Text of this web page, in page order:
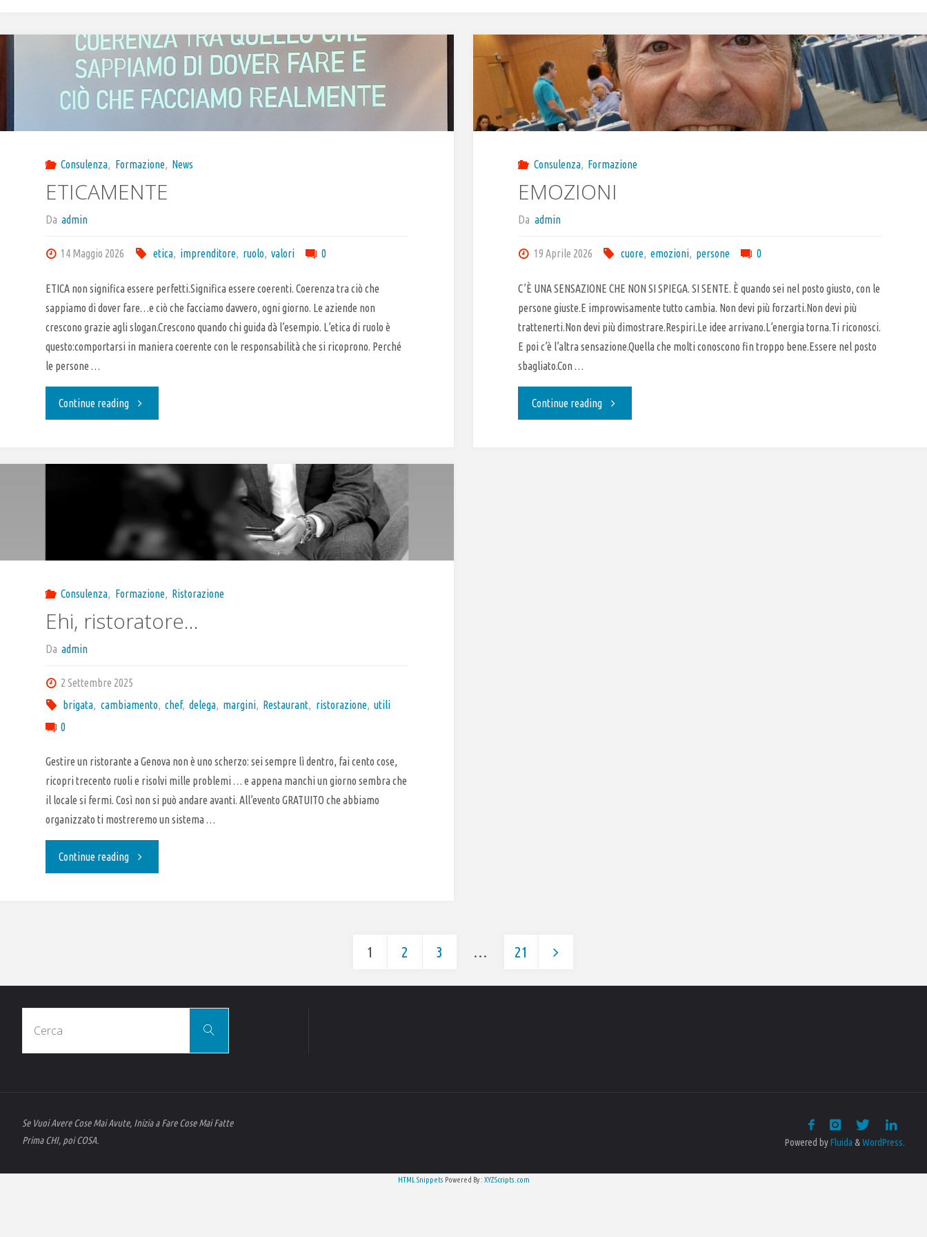
Consulenza, Formazione, News
ETICAMENTE
Da admin
14 Maggio 2026 etica, imprenditore, ruolo, valori 0
ETICA non significa essere perfetti.Significa essere coerenti. Coerenza tra ciò che
sappiamo di dover fare…e ciò che facciamo davvero, ogni giorno. Le aziende non
crescono grazie agli slogan.Crescono quando chi guida dà l’esempio. L’etica di ruolo è
questo:comportarsi in maniera coerente con le responsabilità che si ricoprono. Perché
le persone …
Continue reading"ETICAMENTE"
Consulenza, Formazione
EMOZIONI
Da admin
19 Aprile 2026 cuore, emozioni, persone 0
C’È UNA SENSAZIONE CHE NON SI SPIEGA. SI SENTE. È quando sei nel posto giusto, con le
persone giuste.E improvvisamente tutto cambia. Non devi più forzarti.Non devi più
trattenerti.Non devi più dimostrare.Respiri.Le idee arrivano.L’energia torna.Ti riconosci.
E poi c’è l’altra sensazione.Quella che molti conoscono fin troppo bene.Essere nel posto
sbagliato.Con …
Continue reading"EMOZIONI"
Consulenza, Formazione, Ristorazione
Ehi, ristoratore…
Da admin
2 Settembre 2025
brigata, cambiamento, chef, delega, margini, Restaurant, ristorazione, utili
0
Gestire un ristorante a Genova non è uno scherzo: sei sempre lì dentro, fai cento cose,
ricopri trecento ruoli e risolvi mille problemi … e appena manchi un giorno sembra che
il locale si fermi. Così non si può andare avanti. All’evento GRATUITO che abbiamo
organizzato ti mostreremo un sistema …
Continue reading"Ehi,
Paginazione
1 2 3 … 21
Cerca
Se Vuoi Avere Cose Mai Avute, Inizia a Fare Cose Mai Fatte
Prima CHI, poi COSA.
Powered byFluida &WordPress.
HTML Snippets Powered By : XYZScripts.com